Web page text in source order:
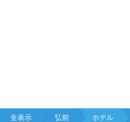
全表示 弘前 ホテル